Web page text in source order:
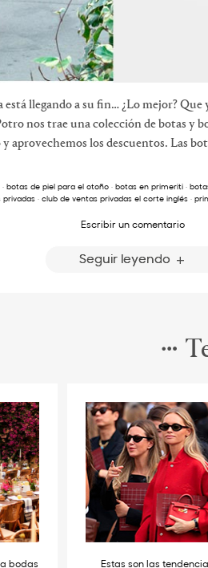
está llegando a su fin… ¿Lo mejor?
nos trae una colección de botas y
aprovechemos los descuentos. Las
· botas de piel para el otoño· botas en primeriti·
privadas· club de ventas privadas el corte inglés·
Escribir un comentario
Seguir leyendo
bodas Estas son las